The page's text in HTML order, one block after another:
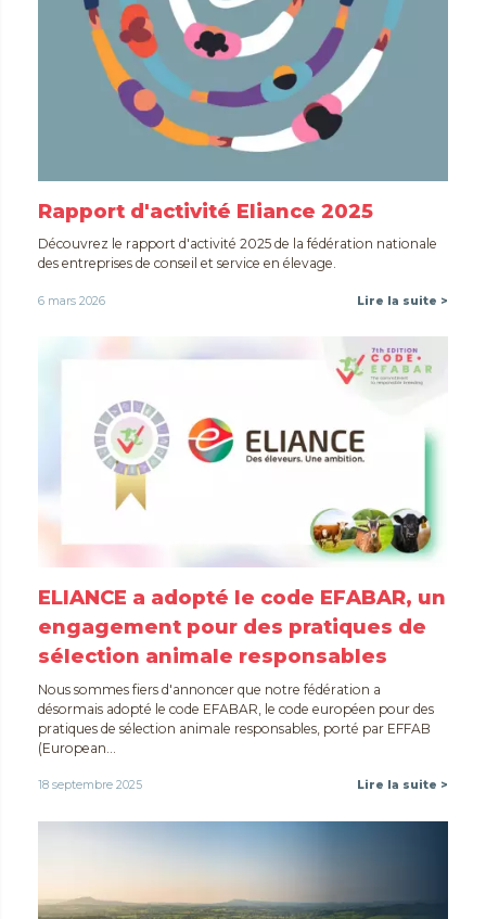
Rapport d'activité Eliance 2025
Découvrez le rapport d'activité 2025 de la fédération nationale
des entreprises de conseil et service en élevage.
6 mars 2026 Lire la suite >
ELIANCE a adopté le code EFABAR, un
engagement pour des pratiques de
sélection animale responsables
Nous sommes fiers d'annoncer que notre fédération a
désormais adopté le code EFABAR, le code européen pour des
pratiques de sélection animale responsables, porté par EFFAB
(European...
18 septembre 2025 Lire la suite >